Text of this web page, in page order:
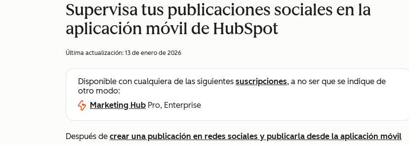
Supervisa tus publicaciones sociales en la
aplicación móvil de HubSpot
Última actualización: 13 de enero de 2026
Disponible con cualquiera de las siguientes suscripciones, a no ser que se indique de
otro modo:
Marketing Hub Pro, Enterprise
Después de crear una publicación en redes sociales y publicarla desde la aplicación móvil